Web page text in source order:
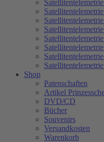
Shop
Patenschaften
Artikel
DVD/CD
Bücher
Souvenirs
Versandkosten
Warenkorb